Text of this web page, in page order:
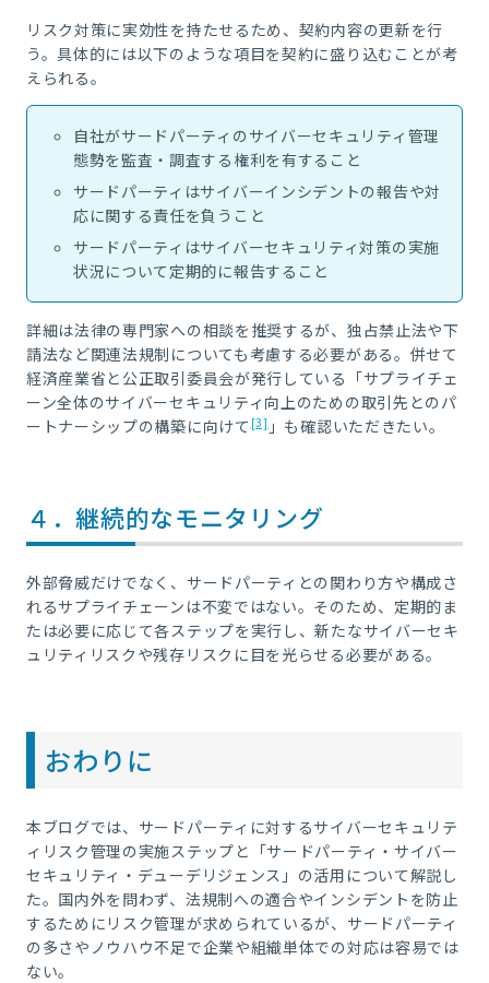
リスク対策に実効性を持たせるため、契約内容の更新を行
う。具体的には以下のような項目を契約に盛り込むことが考
えられる。
自社がサードパーティのサイバーセキュリティ管理
態勢を監査・調査する権利を有すること
サードパーティはサイバーインシデントの報告や対
応に関する責任を負うこと
サードパーティはサイバーセキュリティ対策の実施
状況について定期的に報告すること
詳細は法律の専門家への相談を推奨するが、独占禁止法や下
請法など関連法規制についても考慮する必要がある。併せて
経済産業省と公正取引委員会が発行している「サプライチェ
ーン全体のサイバーセキュリティ向上のための取引先とのパ
ートナーシップの構築に向けて[3]」も確認いただきたい。
４．継続的なモニタリング
外部脅威だけでなく、サードパーティとの関わり方や構成さ
れるサプライチェーンは不変ではない。そのため、定期的ま
たは必要に応じて各ステップを実行し、新たなサイバーセキ
ュリティリスクや残存リスクに目を光らせる必要がある。
おわりに
本ブログでは、サードパーティに対するサイバーセキュリテ
ィリスク管理の実施ステップと「サードパーティ・サイバー
セキュリティ・デューデリジェンス」の活用について解説し
た。国内外を問わず、法規制への適合やインシデントを防止
するためにリスク管理が求められているが、サードパーティ
の多さやノウハウ不足で企業や組織単体での対応は容易では
ない。